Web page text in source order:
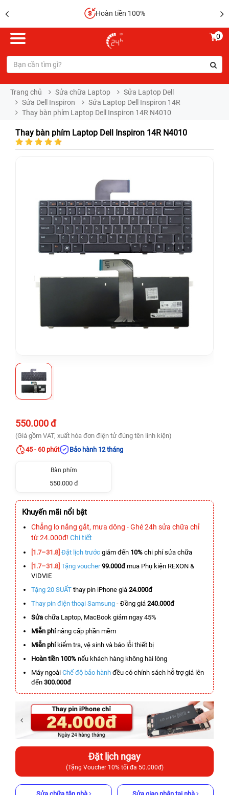
Hoàn tiền 100%
0
Trang chủ Sửa chữa Laptop
Sửa Laptop Dell
Sửa Dell Inspiron
Sửa Laptop Dell Inspiron 14R
Thay bàn phím Laptop Dell Inspiron 14R N4010
Thay bàn phím Laptop Dell Inspiron 14R N4010
550.000 đ
(Giá gồm VAT, xuất hóa đơn điện tử đúng tên linh kiện)
45 - 60 phút
Bảo hành 12 tháng
Bàn phím
550.000 đ
Khuyến mãi nổi bật
Chẳng lo nắng gắt, mưa dông - Ghé 24h sửa chữa chỉ
từ 24.000đ! Chi tiết
[1.7–31.8] Đặt lịch trước giảm đến 10% chi phí sửa chữa
[1.7–31.8] Tặng voucher 99.000đmua Phụ kiện REXON &
VIDVIE
Tặng 20 SUẤT thay pin iPhone giá 24.000đ
Thay pin điện thoại Samsung - Đồng giá 240.000đ
Sửa chữa Laptop, MacBook giảm ngay 45%
Miễn phínâng cấp phần mềm
Miễn phíkiểm tra, vệ sinh và báo lỗi thiết bị
Hoàn tiền 100% nếu khách hàng không hài lòng
Máy ngoài Chế độ bảo hành đều có chính sách hỗ trợ giá lên
đến 300.000đ
Đặt lịch ngay
(Tặng Voucher 10% tối đa 50.000đ)